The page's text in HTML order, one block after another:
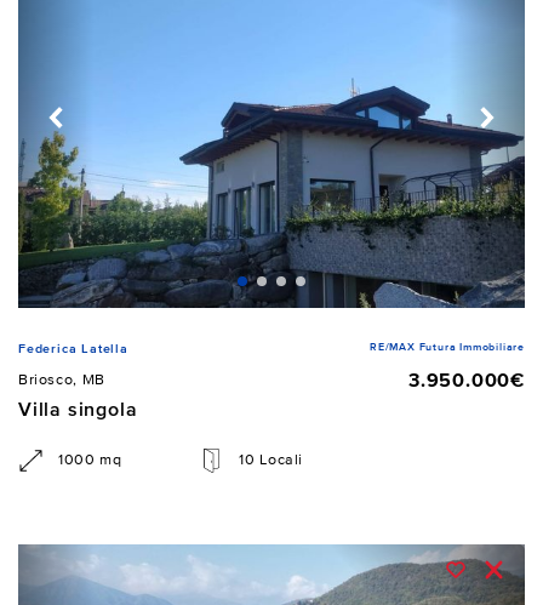
Federica Latella RE/MAX Futura Immobiliare
Briosco, MB
3.950.000€
Villa singola
1000 mq 10 Locali